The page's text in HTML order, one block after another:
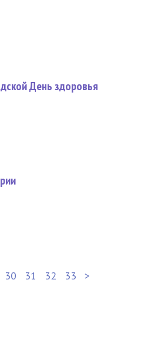
День здоровья
30 31 32 33 >